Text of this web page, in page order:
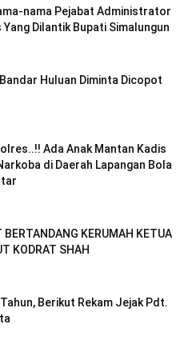
nama Pejabat Administrator
Yang Dilantik Bupati Simalungun
Bandar Huluan Diminta Dicopot
Ada Anak Mantan Kadis
di Daerah Lapangan Bola
BERTANDANG KERUMAH KETUA
KODRAT SHAH
Berikut Rekam Jejak Pdt.